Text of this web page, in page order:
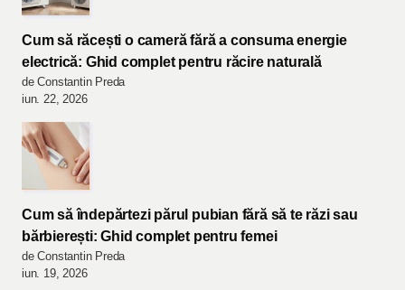
Cum să răcești o cameră fără a consuma energie
electrică: Ghid complet pentru răcire naturală
de Constantin Preda
iun. 22, 2026
Cum să îndepărtezi părul pubian fără să te răzi sau
bărbierești: Ghid complet pentru femei
de Constantin Preda
iun. 19, 2026